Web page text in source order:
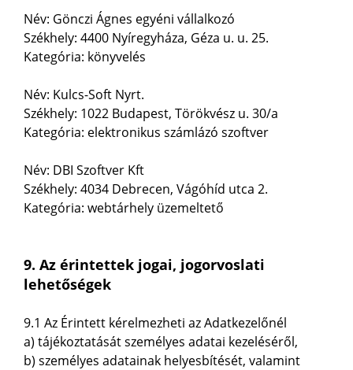
Név: Gönczi Ágnes egyéni vállalkozó
Székhely: 4400 Nyíregyháza, Géza u. u. 25.
Kategória: könyvelés
Név: Kulcs-Soft Nyrt.
Székhely: 1022 Budapest, Törökvész u. 30/a
Kategória: elektronikus számlázó szoftver
Név: DBI Szoftver Kft
Székhely: 4034 Debrecen, Vágóhíd utca 2.
Kategória: webtárhely üzemeltető
9. Az érintettek jogai, jogorvoslati
lehetőségek
9.1 Az Érintett kérelmezheti az Adatkezelőnél
a) tájékoztatását személyes adatai kezeléséről,
b) személyes adatainak helyesbítését, valamint